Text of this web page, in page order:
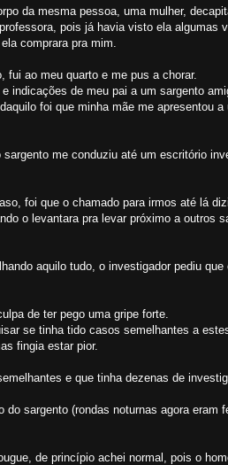
da mesma pessoa, uma mulher,
pois já havia visto ela
comprara pra mim.
fui ao meu quarto e me pus a chorar.
indicações de meu pai a um sargento
foi que minha mãe me apresentou
me conduziu até um escritório
foi que o chamado para irmos até lá
o levantara pra levar próximo a outros
aquilo tudo, o investigador pediu
de ter pego uma gripe forte.
se tinha tido casos semelhantes a
fingia estar pior.
e que tinha dezenas de
sargento (rondas noturnas agora eram
de princípio achei normal, pois o